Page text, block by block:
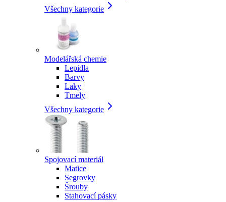
Všechny kategorie
Modelářská chemie
Lepidla
Barvy
Laky
Tmely
Všechny kategorie
Spojovací materiál
Matice
Segrovky
Šrouby
Stahovací pásky